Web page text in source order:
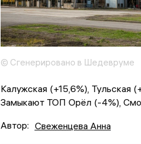
© Сгенерировано в Шедевруме
Калужская (+15,6%), Тульская
Замыкают ТОП Орёл (-4%),
Автор: Свеженцева Анна